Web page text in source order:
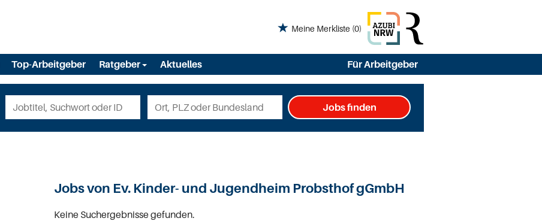
Meine Merkliste (0)
Top-Arbeitgeber Ratgeber Aktuelles Für Arbeitgeber
Jobs finden
Jobs von Ev. Kinder- und Jugendheim Probsthof gGmbH
Keine Suchergebnisse gefunden.